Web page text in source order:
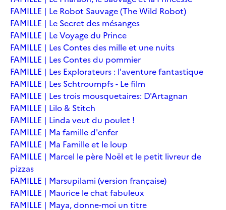
FAMILLE | Le Robot Sauvage (The Wild Robot)
FAMILLE | Le Secret des mésanges
FAMILLE | Le Voyage du Prince
FAMILLE | Les Contes des mille et une nuits
FAMILLE | Les Contes du pommier
FAMILLE | Les Explorateurs : l'aventure fantastique
FAMILLE | Les Schtroumpfs - Le film
FAMILLE | Les trois mousquetaires: D'Artagnan
FAMILLE | Lilo & Stitch
FAMILLE | Linda veut du poulet !
FAMILLE | Ma famille d'enfer
FAMILLE | Ma Famille et le loup
FAMILLE | Marcel le père Noël et le petit livreur de
pizzas
FAMILLE | Marsupilami (version française)
FAMILLE | Maurice le chat fabuleux
FAMILLE | Maya, donne-moi un titre